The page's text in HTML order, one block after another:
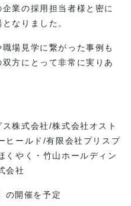
業の採用担当者様と密に
なりました。
場見学に繋がった事例も
方にとって非常に実りあ
株式会社/株式会社オスト
ヒールド/有限会社プリスプ
くやく・竹山ホールディン
会社
の開催を予定